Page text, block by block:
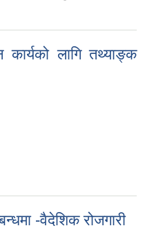
कार्यको लागि तथ्याङ्क
-वैदेशिक रोजगारी